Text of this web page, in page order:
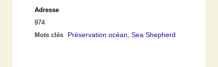
Adresse
974
Mots clés
Préservation océan,Sea Shepherd